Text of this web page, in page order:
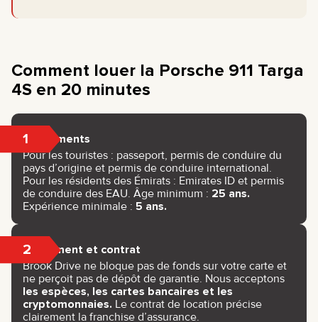
Comment louer la Porsche 911 Targa
4S en 20 minutes
1 Documents
Pour les touristes : passeport, permis de conduire du
pays d’origine et permis de conduire international.
Pour les résidents des Émirats : Emirates ID et permis
de conduire des EAU. Âge minimum : 25 ans.
Expérience minimale : 5 ans.
2 Paiement et contrat
Brook Drive ne bloque pas de fonds sur votre carte et
ne perçoit pas de dépôt de garantie. Nous acceptons
les espèces, les cartes bancaires et les
cryptomonnaies. Le contrat de location précise
clairement la franchise d’assurance.